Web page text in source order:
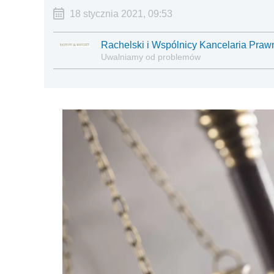
18 stycznia 2021, 09:53
Rachelski i Wspólnicy Kancelaria
Uwalniamy od problemów